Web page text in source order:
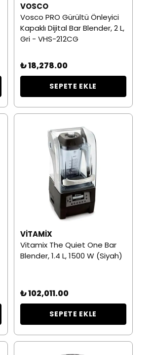
VOSCO
Vosco PRO Gürültü Önleyici
Kapaklı Dijital Bar Blender, 2 L,
Gri - VHS-212CG
₺ 18,278.00
SEPETE EKLE
VITAMIX
Vitamix The Quiet One Bar
Blender, 1.4 L, 1500 W (Siyah)
₺ 102,011.00
SEPETE EKLE